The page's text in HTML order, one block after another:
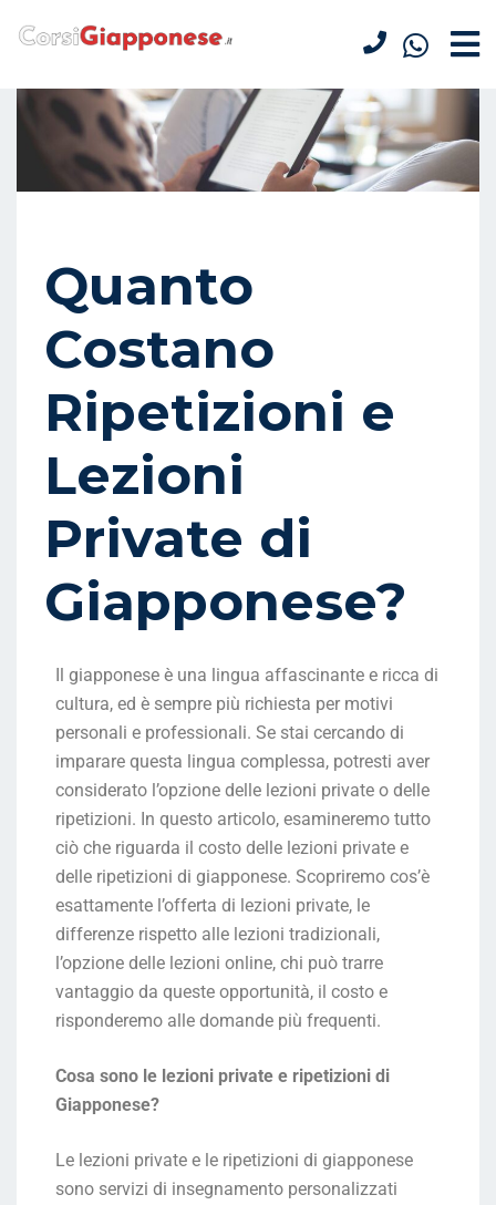
Quanto
Costano
Ripetizioni e
Lezioni
Private di
Giapponese?
Il giapponese è una lingua affascinante e ricca di
cultura, ed è sempre più richiesta per motivi
personali e professionali. Se stai cercando di
imparare questa lingua complessa, potresti aver
considerato l’opzione delle lezioni private o delle
ripetizioni. In questo articolo, esamineremo tutto
ciò che riguarda il costo delle lezioni private e
delle ripetizioni di giapponese. Scopriremo cos’è
esattamente l’offerta di lezioni private, le
differenze rispetto alle lezioni tradizionali,
l’opzione delle lezioni online, chi può trarre
vantaggio da queste opportunità, il costo e
risponderemo alle domande più frequenti.
Cosa sono le lezioni private e ripetizioni di
Giapponese?
Le lezioni private e le ripetizioni di giapponese
sono servizi di insegnamento personalizzati